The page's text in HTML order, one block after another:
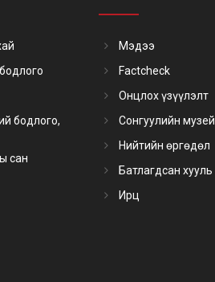
бодлого,
сан
Мэдээ
Factcheck
Онцлох үзүүлэлт
Сонгуулийн музей
Нийтийн өргөдөл
Батлагдсан хууль
Ирц